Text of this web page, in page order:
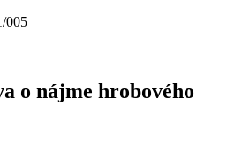
005
o nájme hrobového